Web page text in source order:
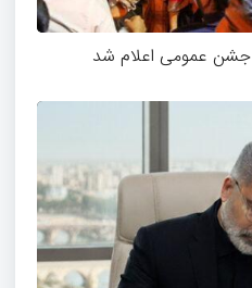
جشن عمومی اعلام شد